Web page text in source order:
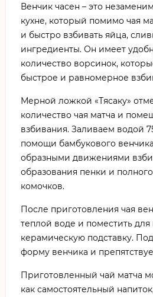
Венчик часен – это
кухне, который помимо чая
и быстро взбивать яйца,
ингредиенты. Он имеет
количество ворсинок,
быстрое и равномерное
Мерной ложкой «Тясаку»
количество чая матча и
взбивания. Заливаем водой
помощи бамбукового
образными движениями
образования пенки и полного
комочков.
После приготовления чая
теплой воде и поместить
керамическую подставку.
форму венчика и
Приготовленный чай матча
как самостоятельный